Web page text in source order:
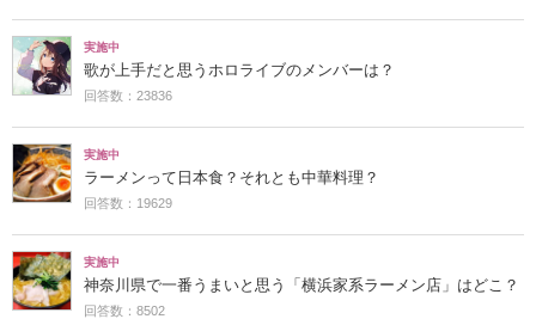
実施中
歌が上手だと思うホロライブのメンバーは？
回答数：23836
実施中
ラーメンって日本食？それとも中華料理？
回答数：19629
実施中
神奈川県で一番うまいと思う「横浜家系ラーメン店」はどこ？
回答数：8502